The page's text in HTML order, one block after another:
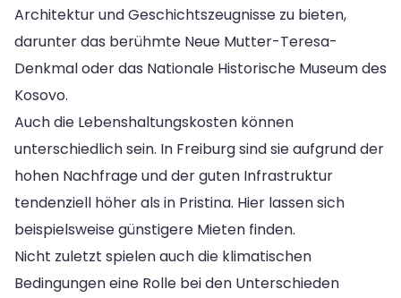
Architektur und Geschichtszeugnisse zu bieten,
darunter das berühmte Neue Mutter-Teresa-
Denkmal oder das Nationale Historische Museum des
Kosovo.
Auch die Lebenshaltungskosten können
unterschiedlich sein. In Freiburg sind sie aufgrund der
hohen Nachfrage und der guten Infrastruktur
tendenziell höher als in Pristina. Hier lassen sich
beispielsweise günstigere Mieten finden.
Nicht zuletzt spielen auch die klimatischen
Bedingungen eine Rolle bei den Unterschieden